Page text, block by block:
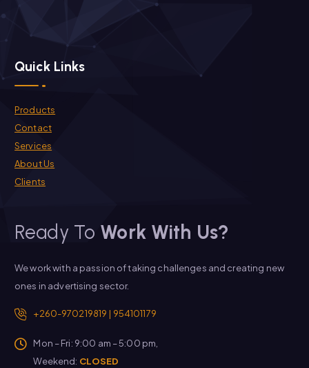
Quick Links
Products
Contact
Services
About Us
Clients
Ready To Work With Us?
We work with a passion of taking challenges and creating new
ones in advertising sector.
+260-970219819 | 954101179
Mon – Fri: 9:00 am – 5:00 pm,
Weekend: CLOSED